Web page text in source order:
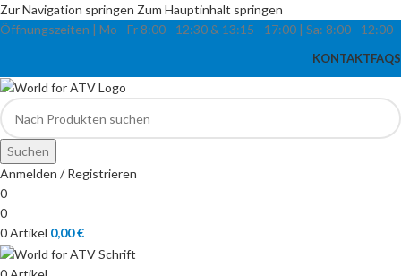
Zur Navigation springen Zum Hauptinhalt springen
Öffnungszeiten | Mo - Fr 8:00 - 12:30 & 13:15 - 17:00 | Sa: 8:00 - 12:00
KONTAKTFAQS
Suchen
Anmelden / Registrieren
0
0
0Artikel 0,00€